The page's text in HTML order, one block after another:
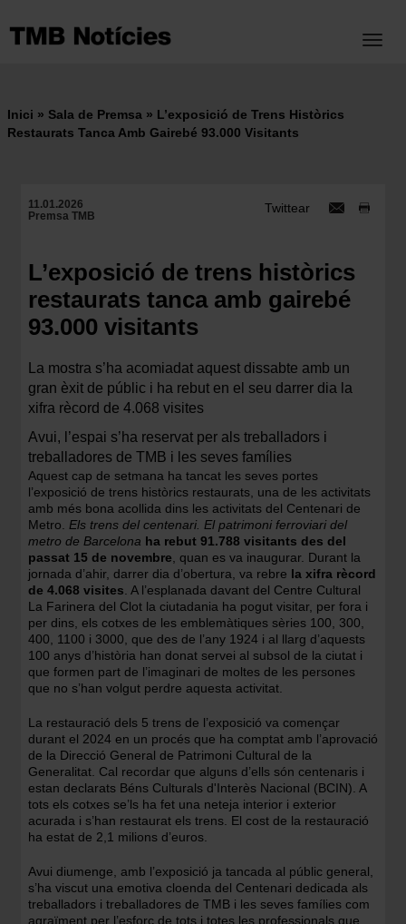
contingut
Fil
Inici Sala de Premsa
L’exposició de Trens Històrics
Restaurats Tanca Amb Gairebé 93.000 Visitants
Twittear
11.01.2026
Premsa TMB
L’exposició de trens històrics
restaurats tanca amb gairebé
93.000 visitants
La mostra s’ha acomiadat aquest dissabte amb un
gran èxit de públic i ha rebut en el seu darrer dia la
xifra rècord de 4.068 visites
Avui, l’espai s’ha reservat per als treballadors i
treballadores de TMB i les seves famílies
Aquest cap de setmana ha tancat les seves portes
l’exposició de trens històrics restaurats, una de les activitats
amb més bona acollida dins les activitats del Centenari de
Metro. Els trens del centenari. El patrimoni ferroviari del
metro de Barcelona ha rebut 91.788 visitants des del
passat 15 de novembre , quan es va inaugurar. Durant la
jornada d’ahir, darrer dia d’obertura, va rebre la xifra rècord
de 4.068 visites . A l’esplanada davant del Centre Cultural
La Farinera del Clot la ciutadania ha pogut visitar, per fora i
per dins, els cotxes de les emblemàtiques sèries 100, 300,
400, 1100 i 3000, que des de l’any 1924 i al llarg d’aquests
100 anys d’història han donat servei al subsol de la ciutat i
que formen part de l’imaginari de moltes de les persones
que no s’han volgut perdre aquesta activitat.
La restauració dels 5 trens de l’exposició va començar
durant el 2024 en un procés que ha comptat amb l’aprovació
de la Direcció General de Patrimoni Cultural de la
Generalitat. Cal recordar que alguns d’ells són centenaris i
estan declarats Béns Culturals d'Interès Nacional (BCIN). A
tots els cotxes se’ls ha fet una neteja interior i exterior
acurada i s’han restaurat els trens. El cost de la restauració
ha estat de 2,1 milions d’euros.
Avui diumenge, amb l’exposició ja tancada al públic general,
s’ha viscut una emotiva cloenda del Centenari dedicada als
treballadors i treballadores de TMB i les seves famílies com
agraïment per l’esforç de tots i totes les professionals que